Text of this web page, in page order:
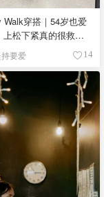
Walk穿搭｜54岁也爱
上松下紧真的很救比
要爱 14